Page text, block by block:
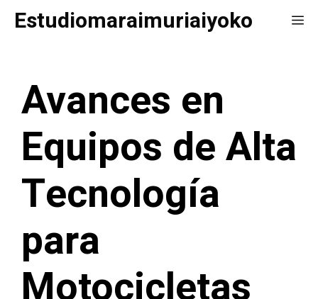
SaltarEstudiomaraimuriaiyoko
Avances en
Equipos de Alta
Tecnología
para